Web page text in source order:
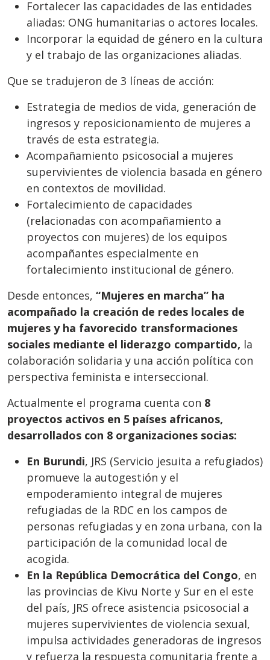
Fortalecer las capacidades de las entidades
aliadas: ONG humanitarias o actores locales.
Incorporar la equidad de género en la cultura
y el trabajo de las organizaciones aliadas.
Que se tradujeron de 3 líneas de acción:
Estrategia de medios de vida, generación de
ingresos y reposicionamiento de mujeres a
través de esta estrategia.
Acompañamiento psicosocial a mujeres
supervivientes de violencia basada en género
en contextos de movilidad.
Fortalecimiento de capacidades
(relacionadas con acompañamiento a
proyectos con mujeres) de los equipos
acompañantes especialmente en
fortalecimiento institucional de género.
Desde entonces, “Mujeres en marcha” ha
acompañado la creación de redes locales de
mujeres y ha favorecido transformaciones
sociales mediante el liderazgo compartido, la
colaboración solidaria y una acción política con
perspectiva feminista e interseccional.
Actualmente el programa cuenta con 8
proyectos activos en 5 países africanos,
desarrollados con 8 organizaciones socias:
En Burundi, JRS (Servicio jesuita a refugiados)
promueve la autogestión y el
empoderamiento integral de mujeres
refugiadas de la RDC en los campos de
personas refugiadas y en zona urbana, con la
participación de la comunidad local de
acogida.
En la República Democrática del Congo, en
las provincias de Kivu Norte y Sur en el este
del país, JRS ofrece asistencia psicosocial a
mujeres supervivientes de violencia sexual,
impulsa actividades generadoras de ingresos
y refuerza la respuesta comunitaria frente a